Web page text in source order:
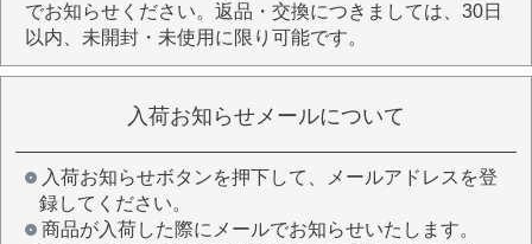
でお知らせください。返品・交換につきましては、30日
以内、未開封・未使用に限り可能です。
入荷お知らせメールについて
入荷お知らせボタンを押下して、メールアドレスを登
録してください。
商品が入荷した際にメールでお知らせいたします。